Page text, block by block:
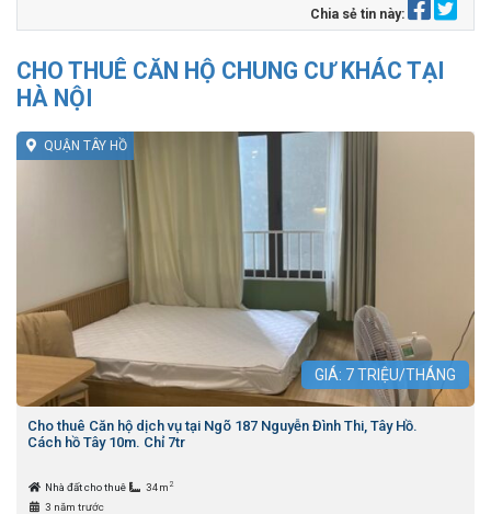
Chia sẻ tin này:
CHO THUÊ CĂN HỘ CHUNG CƯ KHÁC TẠI
HÀ NỘI
QUẬN TÂY HỒ
GIÁ: 7TRIỆU/THÁNG
Cho thuê Căn hộ dịch vụ tại Ngõ 187 Nguyễn Đình Thi, Tây Hồ.
Cách hồ Tây 10m. Chỉ 7tr
Nhà đất cho thuê 34m 2
3 năm trước